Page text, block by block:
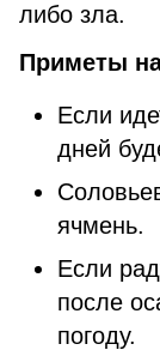
либо зла.
Приметы
Если
дней
ячмень.
Если
после
погоду.